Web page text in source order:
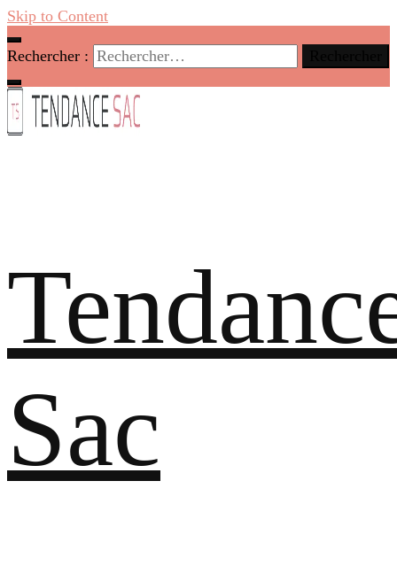
Skip to Content
Rechercher :
Sac